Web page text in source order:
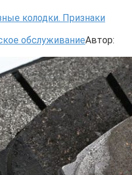
колодки. Признаки
обслуживаниеАвтор: